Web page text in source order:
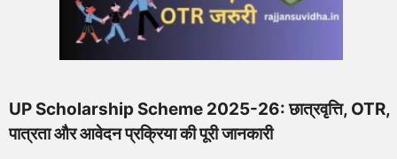
UP Scholarship Scheme 2025-26: छात्रवृत्ति, OTR,
पात्रता और आवेदन प्रक्रिया की पूरी जानकारी